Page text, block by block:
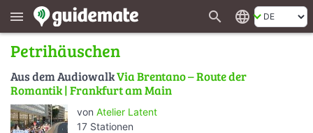
menu search language
Petrihäuschen
Aus dem AudiowalkVia Brentano – Route der
Romantik | Frankfurt am Main
von Atelier Latent
17 Stationen